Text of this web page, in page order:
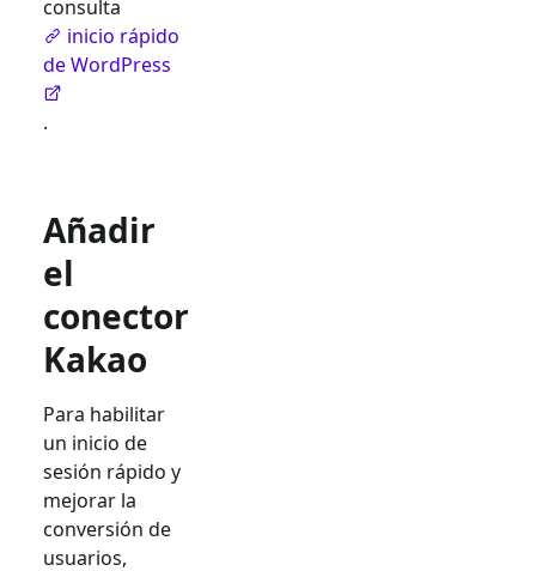
consulta
inicio rápido
de WordPress
.
Añadir
el
conector
Kakao
Para habilitar
un inicio de
sesión rápido y
mejorar la
conversión de
usuarios,